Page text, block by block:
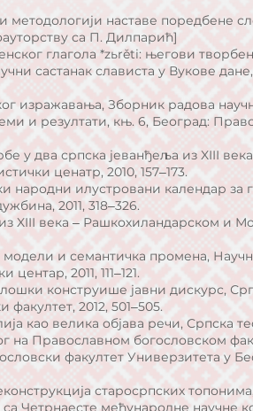
методологији наставе поредбене
са П. Дилпарић]
глагола *zьrěti: његови
састанак слависта у Вукове
изражавања, Зборник радова
и резултати, књ. 6, Београд:
у два српска јеванђеља из XIII
ценатр, 2010, 157‒173.
народни илустровани календар за
2011, 318‒326.
XIII века ‒ Рашкохиландарском и
модели и семантичка промена,
2011, 111‒121.
конструише јавни дискурс,
2012, 501‒505.
као велика објава речи, Српска
Православном богословском
факултет Универзитета у
старосрпских
Четрнаесте међународне научне